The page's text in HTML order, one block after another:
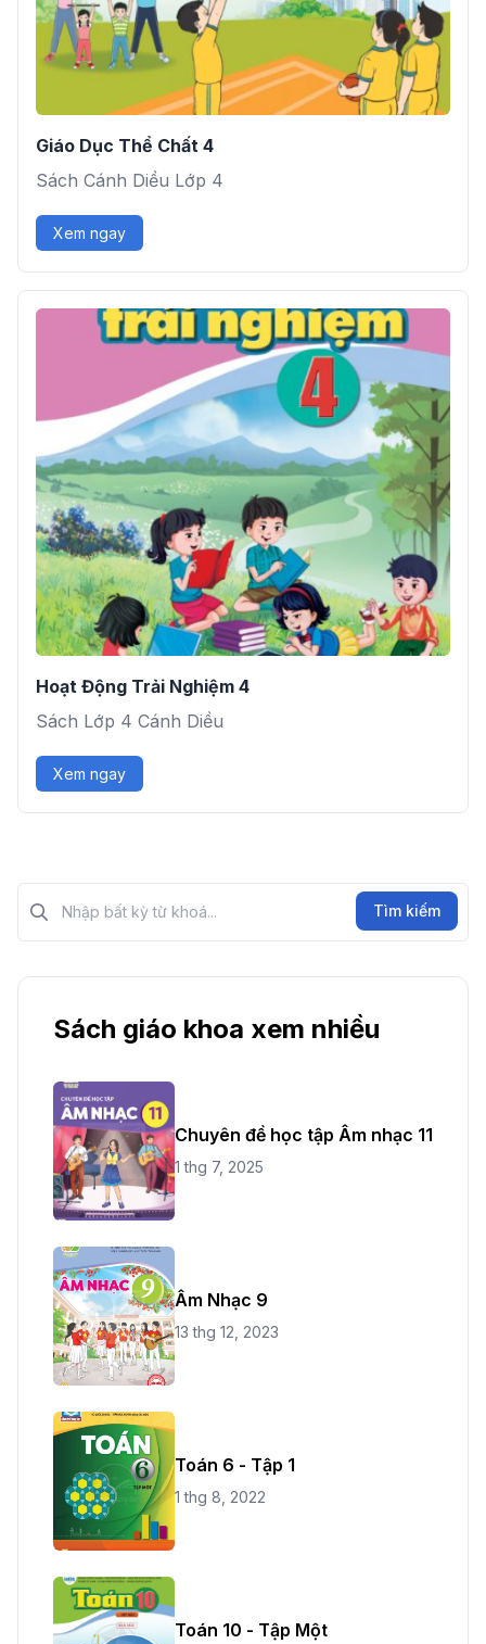
Giáo Dục Thể Chất 4
Sách Cánh Diều Lớp 4
Xem ngay
Hoạt Động Trải Nghiệm 4
Sách Lớp 4 Cánh Diều
Xem ngay
Tìm kiếm?>
Tìm kiếm
Sách giáo khoa xem nhiều
Chuyên đề học tập Âm nhạc 11
1 thg 7, 2025
Âm Nhạc 9
13 thg 12, 2023
Toán 6 - Tập 1
1 thg 8, 2022
Toán 10 - Tập Một